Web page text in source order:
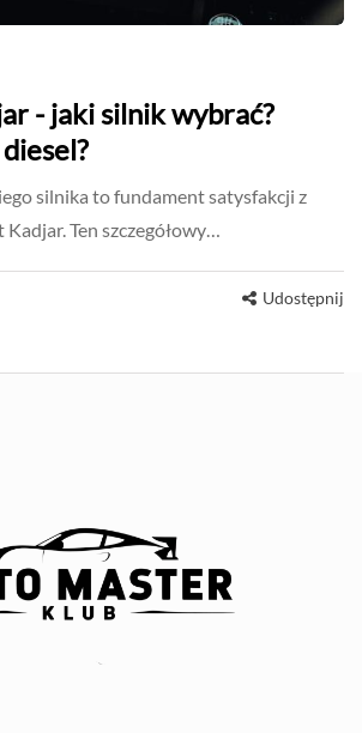
- jaki silnik wybrać?
silnika to fundament satysfakcji z
Ten szczegółowy…
Udostępnij